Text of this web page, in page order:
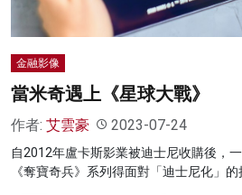
灼見活動
金融影像
當米奇遇上《星球大戰》
作者: 艾雲豪 2023-07-24
自2012年盧卡斯影業被迪士尼收購後，
《奪寶奇兵》系列得面對「迪士尼化」的